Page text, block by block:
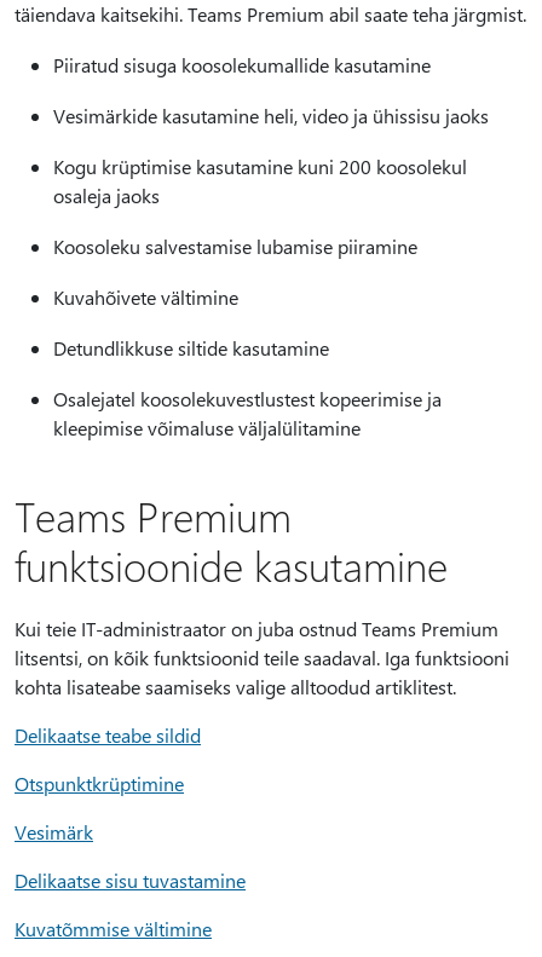
täiendava kaitsekihi. Teams Premium abil saate teha järgmist.
Piiratud sisuga koosolekumallide kasutamine
Vesimärkide kasutamine heli, video ja ühissisu jaoks
Kogu krüptimise kasutamine kuni 200 koosolekul
osaleja jaoks
Koosoleku salvestamise lubamise piiramine
Kuvahõivete vältimine
Detundlikkuse siltide kasutamine
Osalejatel koosolekuvestlustest kopeerimise ja
kleepimise võimaluse väljalülitamine
Teams Premium
funktsioonide kasutamine
Kui teie IT-administraator on juba ostnud Teams Premium
litsentsi, on kõik funktsioonid teile saadaval. Iga funktsiooni
kohta lisateabe saamiseks valige alltoodud artiklitest.
Delikaatse teabe sildid
Otspunktkrüptimine
Vesimärk
Delikaatse sisu tuvastamine
Kuvatõmmise vältimine